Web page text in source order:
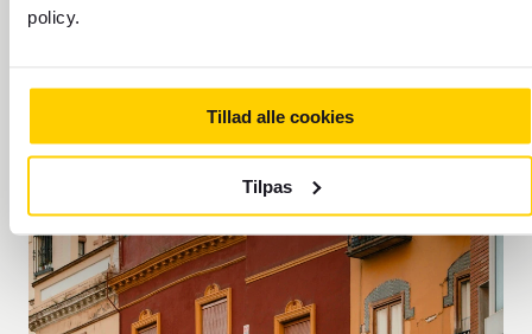
policy.
Tillad alle cookies
Tilpas